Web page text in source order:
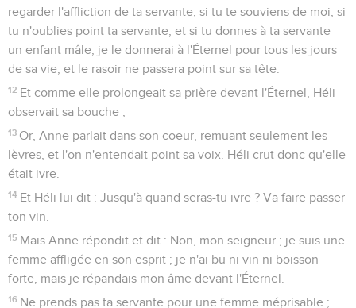
regarder l'affliction de ta servante, si tu te souviens de moi, si
tu n'oublies point ta servante, et si tu donnes à ta servante
un enfant mâle, je le donnerai à l'Éternel pour tous les jours
de sa vie, et le rasoir ne passera point sur sa tête.
12 Et comme elle prolongeait sa prière devant l'Éternel, Héli
observait sa bouche ;
13 Or, Anne parlait dans son coeur, remuant seulement les
lèvres, et l'on n'entendait point sa voix. Héli crut donc qu'elle
était ivre.
14 Et Héli lui dit : Jusqu'à quand seras-tu ivre ? Va faire passer
ton vin.
15 Mais Anne répondit et dit : Non, mon seigneur ; je suis une
femme affligée en son esprit ; je n'ai bu ni vin ni boisson
forte, mais je répandais mon âme devant l'Éternel.
16 Ne prends pas ta servante pour une femme méprisable ;